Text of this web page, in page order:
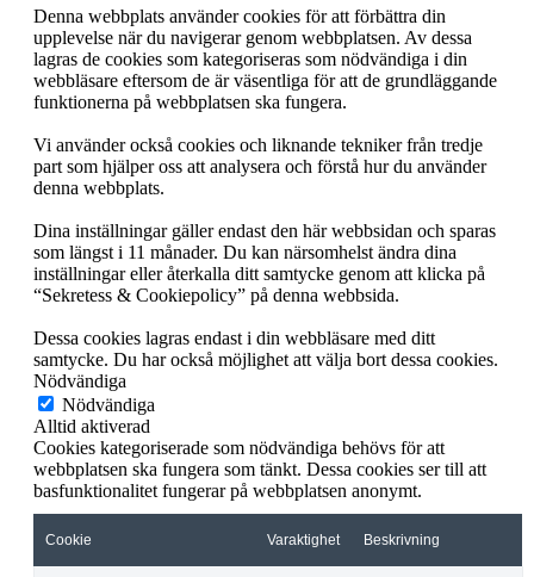
Denna webbplats använder cookies för att förbättra din
upplevelse när du navigerar genom webbplatsen. Av dessa
lagras de cookies som kategoriseras som nödvändiga i din
webbläsare eftersom de är väsentliga för att de grundläggande
funktionerna på webbplatsen ska fungera.
Vi använder också cookies och liknande tekniker från tredje
part som hjälper oss att analysera och förstå hur du använder
denna webbplats.
Dina inställningar gäller endast den här webbsidan och sparas
som längst i 11 månader. Du kan närsomhelst ändra dina
inställningar eller återkalla ditt samtycke genom att klicka på
“Sekretess & Cookiepolicy” på denna webbsida.
Dessa cookies lagras endast i din webbläsare med ditt
samtycke. Du har också möjlighet att välja bort dessa cookies.
Nödvändiga
Nödvändiga
Alltid aktiverad
Cookies kategoriserade som nödvändiga behövs för att
webbplatsen ska fungera som tänkt. Dessa cookies ser till att
basfunktionalitet fungerar på webbplatsen anonymt.
Cookie Varaktighet Beskrivning